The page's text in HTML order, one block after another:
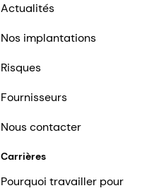
Actualités
Nos implantations
Risques
Fournisseurs
Nous contacter
Carrières
Pourquoi travailler pour